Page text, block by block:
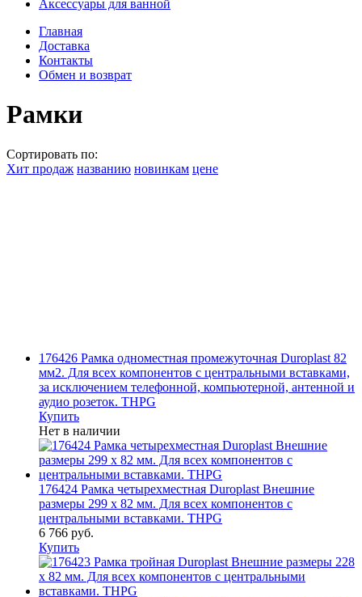
Аксессуары для ванной
Главная
Доставка
Контакты
Обмен и возврат
Рамки
Сортировать по:
Хит продаж названию новинкам цене
176426 Рамка одноместная промежуточная Duroplast 82
мм2. Для всех компонентов с центральными вставками,
за исключением телефонной, компьютерной, антенной и
аудио розеток. THPG
Купить
Нет в наличии
176424 Рамка четырехместная Duroplast Внешние
размеры 299 x 82 мм. Для всех компонентов с
центральными вставками. THPG
6 766 руб.
Купить